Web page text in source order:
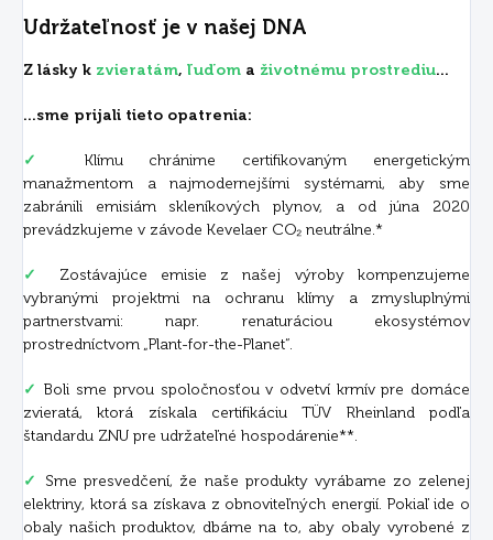
Udržateľnosť je v našej DNA
Z lásky k zvieratám, ľuďom a životnému prostrediu...
...sme prijali tieto opatrenia:
✓
Klímu chránime certifikovaným energetickým
manažmentom a najmodernejšími systémami, aby sme
zabránili emisiám skleníkových plynov, a od júna 2020
prevádzkujeme v závode Kevelaer CO₂ neutrálne.*
✓ Zostávajúce emisie z našej výroby kompenzujeme
vybranými projektmi na ochranu klímy a zmysluplnými
partnerstvami: napr. renaturáciou ekosystémov
prostredníctvom „Plant-for-the-Planet“.
✓ Boli sme prvou spoločnosťou v odvetví krmív pre domáce
zvieratá, ktorá získala certifikáciu TÜV Rheinland podľa
štandardu ZNU pre udržateľné hospodárenie**.
✓
Sme presvedčení, že naše produkty vyrábame zo zelenej
elektriny, ktorá sa získava z obnoviteľných energií. Pokiaľ ide o
obaly našich produktov, dbáme na to, aby obaly vyrobené z